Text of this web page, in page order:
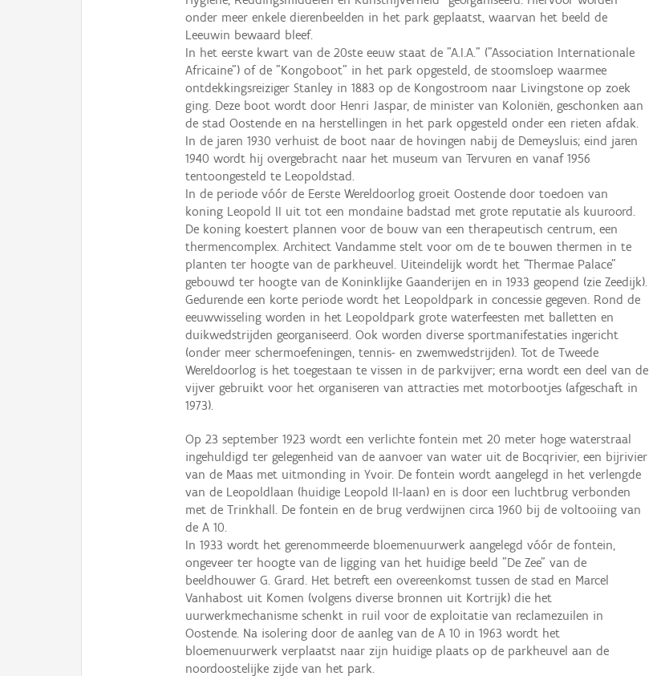
onder meer enkele dierenbeelden in het park geplaatst, waarvan het beeld de
Leeuwin bewaard bleef.
In het eerste kwart van de 20ste eeuw staat de "A.I.A." ("Association Internationale
Africaine") of de "Kongoboot" in het park opgesteld, de stoomsloep waarmee
ontdekkingsreiziger Stanley in 1883 op de Kongostroom naar Livingstone op zoek
ging. Deze boot wordt door Henri Jaspar, de minister van Koloniën, geschonken aan
de stad Oostende en na herstellingen in het park opgesteld onder een rieten afdak.
In de jaren 1930 verhuist de boot naar de hovingen nabij de Demeysluis; eind jaren
1940 wordt hij overgebracht naar het museum van Tervuren en vanaf 1956
tentoongesteld te Leopoldstad.
In de periode vóór de Eerste Wereldoorlog groeit Oostende door toedoen van
koning Leopold II uit tot een mondaine badstad met grote reputatie als kuuroord.
De koning koestert plannen voor de bouw van een therapeutisch centrum, een
thermencomplex. Architect Vandamme stelt voor om de te bouwen thermen in te
planten ter hoogte van de parkheuvel. Uiteindelijk wordt het "Thermae Palace"
gebouwd ter hoogte van de Koninklijke Gaanderijen en in 1933 geopend (zie Zeedijk).
Gedurende een korte periode wordt het Leopoldpark in concessie gegeven. Rond de
eeuwwisseling worden in het Leopoldpark grote waterfeesten met balletten en
duikwedstrijden georganiseerd. Ook worden diverse sportmanifestaties ingericht
(onder meer schermoefeningen, tennis- en zwemwedstrijden). Tot de Tweede
Wereldoorlog is het toegestaan te vissen in de parkvijver; erna wordt een deel van de
vijver gebruikt voor het organiseren van attracties met motorbootjes (afgeschaft in
1973).
Op 23 september 1923 wordt een verlichte fontein met 20 meter hoge waterstraal
ingehuldigd ter gelegenheid van de aanvoer van water uit de Bocqrivier, een bijrivier
van de Maas met uitmonding in Yvoir. De fontein wordt aangelegd in het verlengde
van de Leopoldlaan (huidige Leopold II-laan) en is door een luchtbrug verbonden
met de Trinkhall. De fontein en de brug verdwijnen circa 1960 bij de voltooiing van
de A 10.
In 1933 wordt het gerenommeerde bloemenuurwerk aangelegd vóór de fontein,
ongeveer ter hoogte van de ligging van het huidige beeld "De Zee" van de
beeldhouwer G. Grard. Het betreft een overeenkomst tussen de stad en Marcel
Vanhabost uit Komen (volgens diverse bronnen uit Kortrijk) die het
uurwerkmechanisme schenkt in ruil voor de exploitatie van reclamezuilen in
Oostende. Na isolering door de aanleg van de A 10 in 1963 wordt het
bloemenuurwerk verplaatst naar zijn huidige plaats op de parkheuvel aan de
noordoostelijke zijde van het park.